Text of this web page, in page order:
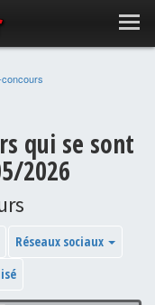
qui se sont
2026
Réseaux sociaux